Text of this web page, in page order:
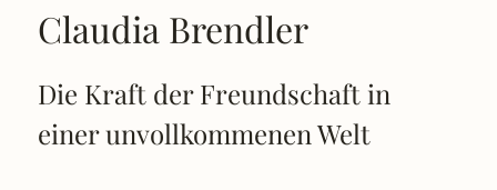
Claudia Brendler
Die Kraft der Freundschaft in
einer unvollkommenen Welt